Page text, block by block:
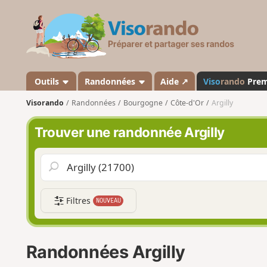
s
a
n
o
Outils Randonnées Aide ↗ Visorando
Visorando Randonnées Bourgogne Côte-d'Or Argilly
Trouver une randonnée Argilly
Filtres NOUVEAU
Randonnées Argilly